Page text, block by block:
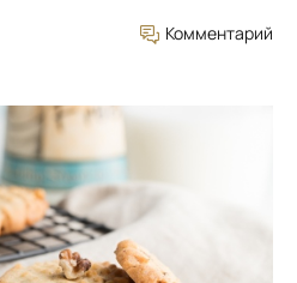
Комментарий